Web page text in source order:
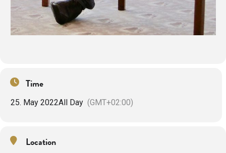
Time
25. May 2022All Day (GMT+02:00)
Location